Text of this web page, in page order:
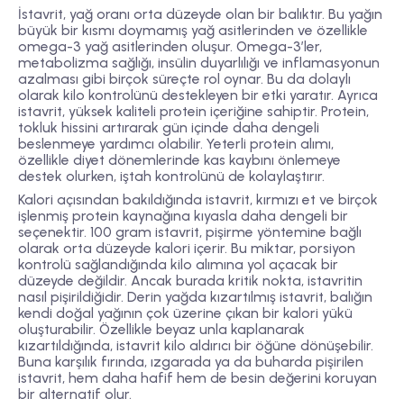
İstavrit, yağ oranı orta düzeyde olan bir balıktır. Bu yağın
büyük bir kısmı doymamış yağ asitlerinden ve özellikle
omega-3 yağ asitlerinden oluşur. Omega-3’ler,
metabolizma sağlığı, insülin duyarlılığı ve inflamasyonun
azalması gibi birçok süreçte rol oynar. Bu da dolaylı
olarak kilo kontrolünü destekleyen bir etki yaratır. Ayrıca
istavrit, yüksek kaliteli protein içeriğine sahiptir. Protein,
tokluk hissini artırarak gün içinde daha dengeli
beslenmeye yardımcı olabilir. Yeterli protein alımı,
özellikle diyet dönemlerinde kas kaybını önlemeye
destek olurken, iştah kontrolünü de kolaylaştırır.
Kalori açısından bakıldığında istavrit, kırmızı et ve birçok
işlenmiş protein kaynağına kıyasla daha dengeli bir
seçenektir. 100 gram istavrit, pişirme yöntemine bağlı
olarak orta düzeyde kalori içerir. Bu miktar, porsiyon
kontrolü sağlandığında kilo alımına yol açacak bir
düzeyde değildir. Ancak burada kritik nokta, istavritin
nasıl pişirildiğidir. Derin yağda kızartılmış istavrit, balığın
kendi doğal yağının çok üzerine çıkan bir kalori yükü
oluşturabilir. Özellikle beyaz unla kaplanarak
kızartıldığında, istavrit kilo aldırıcı bir öğüne dönüşebilir.
Buna karşılık fırında, ızgarada ya da buharda pişirilen
istavrit, hem daha hafif hem de besin değerini koruyan
bir alternatif olur.